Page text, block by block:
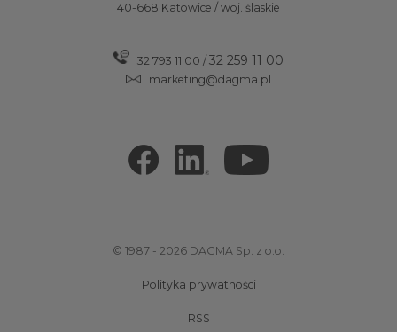
40-668 Katowice / woj. ślaskie
32 793 11 00 / 32 259 11 00
marketing@dagma.pl
© 1987 - 2026 DAGMA Sp. z o.o.
Polityka prywatności
RSS